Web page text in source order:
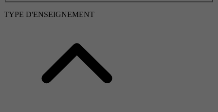
TYPE D'ENSEIGNEMENT